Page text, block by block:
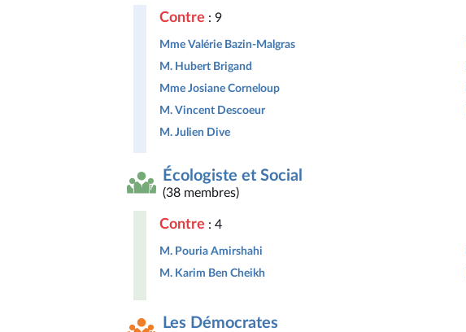
Contre : 9
Mme Valérie Bazin-Malgras
M. Hubert Brigand
Mme Josiane Corneloup
M. Vincent Descoeur
M. Julien Dive
Écologiste et Social
(38 membres)
Contre : 4
M. Pouria Amirshahi
M. Karim Ben Cheikh
Les Démocrates